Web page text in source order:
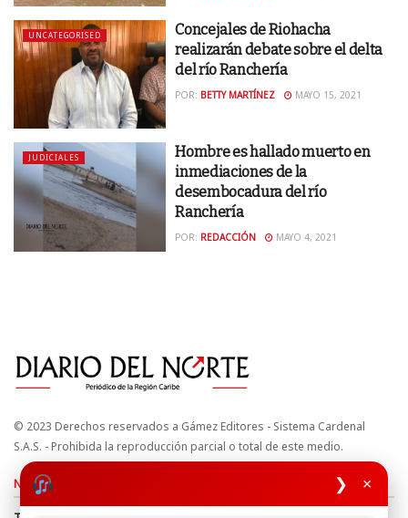
❯ ×
UNCATEGORISED
Concejales de Riohacha
realizarán debate sobre el delta
del río Ranchería
POR: BETTY MARTÍNEZ MAYO 15, 2021
JUDICIALES
Hombre es hallado muerto en
inmediaciones de la
desembocadura del río
Ranchería
POR: REDACCIÓN MAYO 4, 2021
© 2023 Derechos reservados a Gámez Editores - Sistema Cardenal
S.A.S. - Prohibida la reproducción parcial o total de este medio.
Nuestros sitios